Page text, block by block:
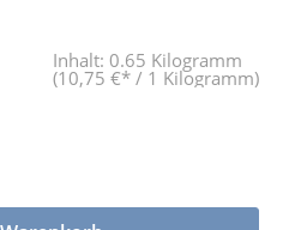
Inhalt: 0.65 Kilogramm
(10,75 €* / 1 Kilogramm)